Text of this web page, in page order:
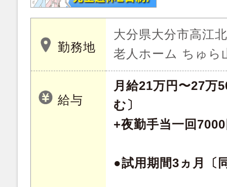
勤務地
大分県大分市高江
老人ホーム ちゅら
給与
月給21万円〜27万
む〕
+夜勤手当一回
●試用期間3ヵ月〔